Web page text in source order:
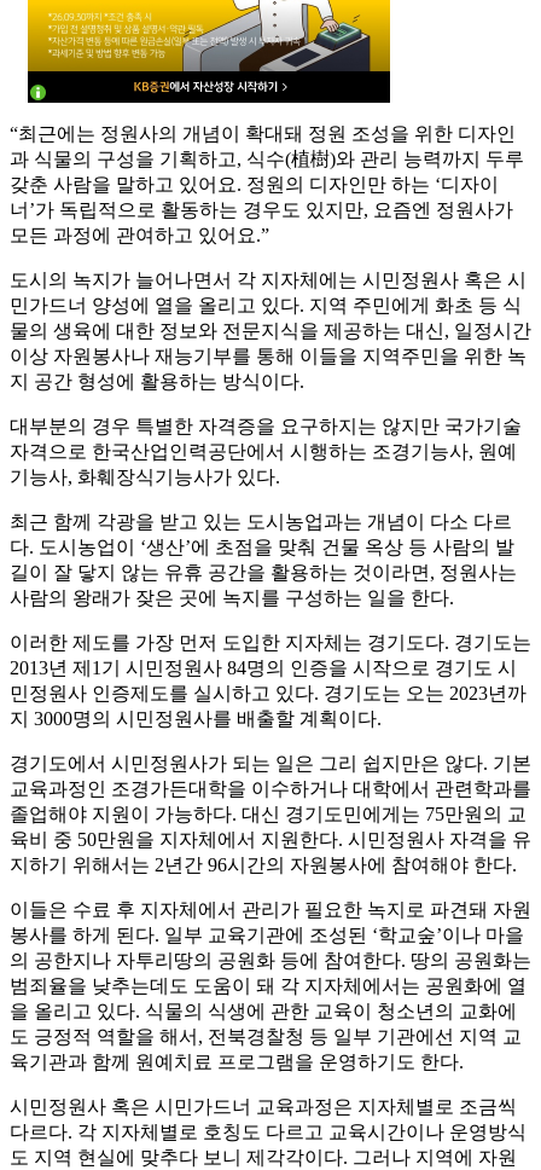
“최근에는 정원사의 개념이 확대돼 정원 조성을 위한 디자인
과 식물의 구성을 기획하고, 식수(植樹)와 관리 능력까지 두루
갖춘 사람을 말하고 있어요. 정원의 디자인만 하는 ‘디자이
너’가 독립적으로 활동하는 경우도 있지만, 요즘엔 정원사가
모든 과정에 관여하고 있어요.”
도시의 녹지가 늘어나면서 각 지자체에는 시민정원사 혹은 시
민가드너 양성에 열을 올리고 있다. 지역 주민에게 화초 등 식
물의 생육에 대한 정보와 전문지식을 제공하는 대신, 일정시간
이상 자원봉사나 재능기부를 통해 이들을 지역주민을 위한 녹
지 공간 형성에 활용하는 방식이다.
대부분의 경우 특별한 자격증을 요구하지는 않지만 국가기술
자격으로 한국산업인력공단에서 시행하는 조경기능사, 원예
기능사, 화훼장식기능사가 있다.
최근 함께 각광을 받고 있는 도시농업과는 개념이 다소 다르
다. 도시농업이 ‘생산’에 초점을 맞춰 건물 옥상 등 사람의 발
길이 잘 닿지 않는 유휴 공간을 활용하는 것이라면, 정원사는
사람의 왕래가 잦은 곳에 녹지를 구성하는 일을 한다.
이러한 제도를 가장 먼저 도입한 지자체는 경기도다. 경기도는
2013년 제1기 시민정원사 84명의 인증을 시작으로 경기도 시
민정원사 인증제도를 실시하고 있다. 경기도는 오는 2023년까
지 3000명의 시민정원사를 배출할 계획이다.
경기도에서 시민정원사가 되는 일은 그리 쉽지만은 않다. 기본
교육과정인 조경가든대학을 이수하거나 대학에서 관련학과를
졸업해야 지원이 가능하다. 대신 경기도민에게는 75만원의 교
육비 중 50만원을 지자체에서 지원한다. 시민정원사 자격을 유
지하기 위해서는 2년간 96시간의 자원봉사에 참여해야 한다.
이들은 수료 후 지자체에서 관리가 필요한 녹지로 파견돼 자원
봉사를 하게 된다. 일부 교육기관에 조성된 ‘학교숲’이나 마을
의 공한지나 자투리땅의 공원화 등에 참여한다. 땅의 공원화는
범죄율을 낮추는데도 도움이 돼 각 지자체에서는 공원화에 열
을 올리고 있다. 식물의 식생에 관한 교육이 청소년의 교화에
도 긍정적 역할을 해서, 전북경찰청 등 일부 기관에선 지역 교
육기관과 함께 원예치료 프로그램을 운영하기도 한다.
시민정원사 혹은 시민가드너 교육과정은 지자체별로 조금씩
다르다. 각 지자체별로 호칭도 다르고 교육시간이나 운영방식
도 지역 현실에 맞추다 보니 제각각이다. 그러나 지역에 자원